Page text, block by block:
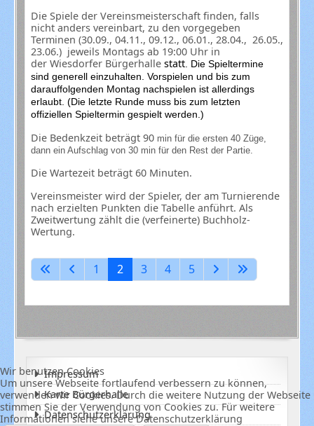
Die Spiele der Vereinsmeisterschaft finden, falls
nicht anders vereinbart, zu den vorgegeben
Terminen (30.09., 04.11., 09.12., 06.01., 28.04., 26.05.,
23.06.) jeweils Montags ab 19:00 Uhr in
der Wiesdorfer Bürgerhalle statt. Die Spieltermine
sind generell einzuhalten. Vorspielen und bis zum
darauffolgenden Montag nachspielen ist allerdings
erlaubt. (Die letzte Runde muss bis zum letzten
offiziellen Spieltermin gespielt werden.)
Die Bedenkzeit beträgt 90 min für die ersten 40 Züge,
dann ein Aufschlag von 30 min für den Rest der Partie.
Die Wartezeit beträgt 60 Minuten.
Vereinsmeister wird der Spieler, der am Turnierende
nach erzielten Punkten die Tabelle anführt. Als
Zweitwertung zählt die (verfeinerte) Buchholz-
Wertung.
1 2 3 4 5
Impressum
Karte Bürgerhalle
Datenschutzerklärung
Wir benutzen Cookies
Um unsere Webseite fortlaufend verbessern zu können,
verwenden wir Cookies. Durch die weitere Nutzung der Webseite
stimmen Sie der Verwendung von Cookies zu. Für weitere
Informationen siehe unsere Datenschutzerklärung